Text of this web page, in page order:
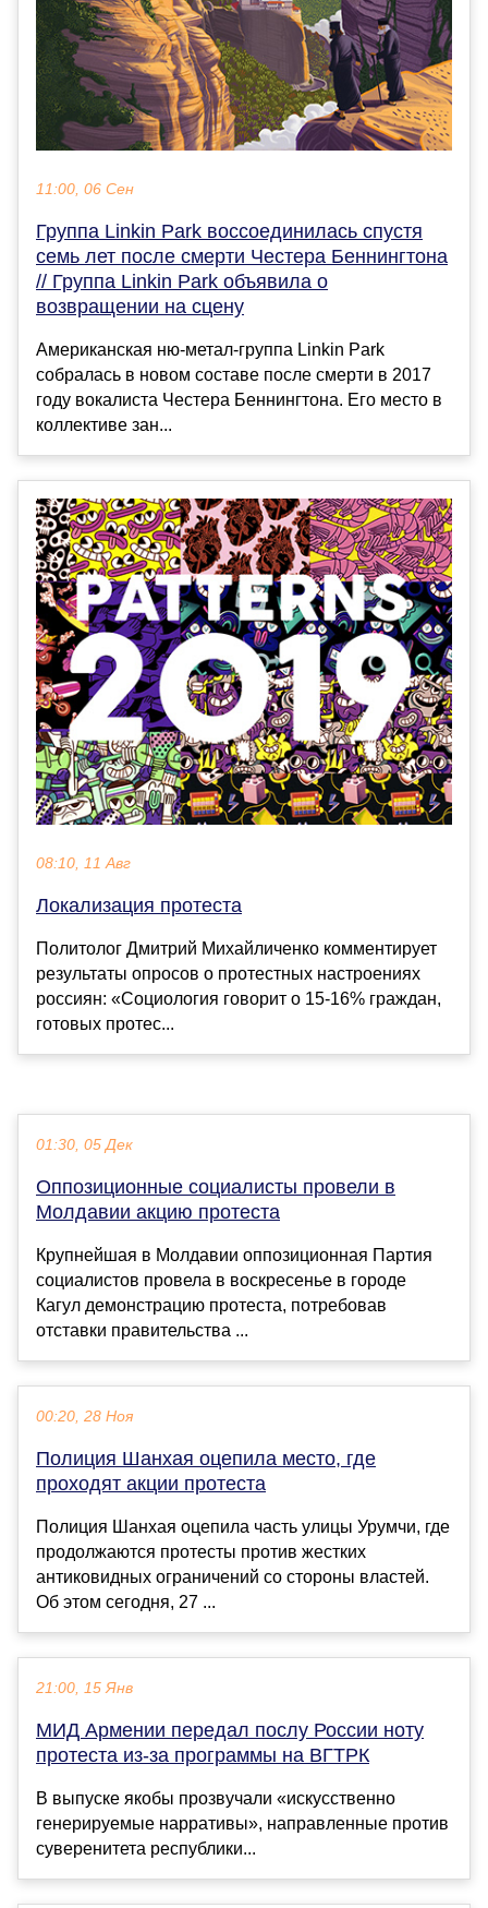
11:00, 06 Сен
Группа Linkin Park воссоединилась спустя
семь лет после смерти Честера Беннингтона
// Группа Linkin Park объявила о
возвращении на сцену
Американская ню-метал-группа Linkin Park
собралась в новом составе после смерти в 2017
году вокалиста Честера Беннингтона. Его место в
коллективе зан...
08:10, 11 Авг
Локализация протеста
Политолог Дмитрий Михайличенко комментирует
результаты опросов о протестных настроениях
россиян: «Социология говорит о 15-16% граждан,
готовых протес...
01:30, 05 Дек
Оппозиционные социалисты провели в
Молдавии акцию протеста
Крупнейшая в Молдавии оппозиционная Партия
социалистов провела в воскресенье в городе
Кагул демонстрацию протеста, потребовав
отставки правительства ...
00:20, 28 Ноя
Полиция Шанхая оцепила место, где
проходят акции протеста
Полиция Шанхая оцепила часть улицы Урумчи, где
продолжаются протесты против жестких
антиковидных ограничений со стороны властей.
Об этом сегодня, 27 ...
21:00, 15 Янв
МИД Армении передал послу России ноту
протеста из-за программы на ВГТРК
В выпуске якобы прозвучали «искусственно
генерируемые нарративы», направленные против
суверенитета республики...